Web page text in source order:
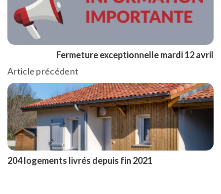
Article précédent
204 logements livrés depuis fin 2021
Fermeture exceptionnelle mardi 12 avril